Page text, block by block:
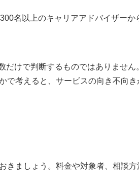
すか？
と
名以上のキャリアアドバイザーか
けで判断するものではありません
で考えると、サービスの向き不向き
ましょう。料金や対象者、相談方